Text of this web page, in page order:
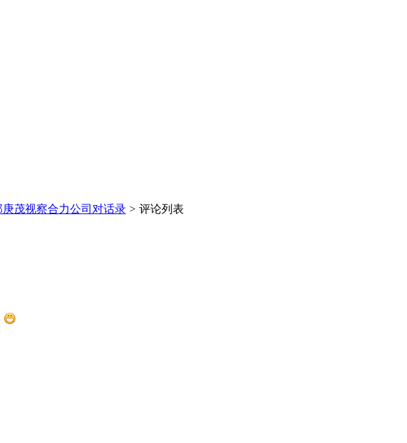
茂视察合力公司对话录 > 评论列表